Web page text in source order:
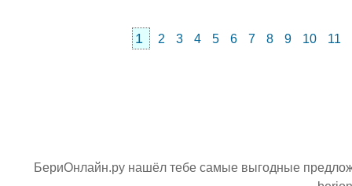
1 2 3 4 5 6 7 8 9 10 11
БериОнлайн.ру нашёл тебе самые выгодные